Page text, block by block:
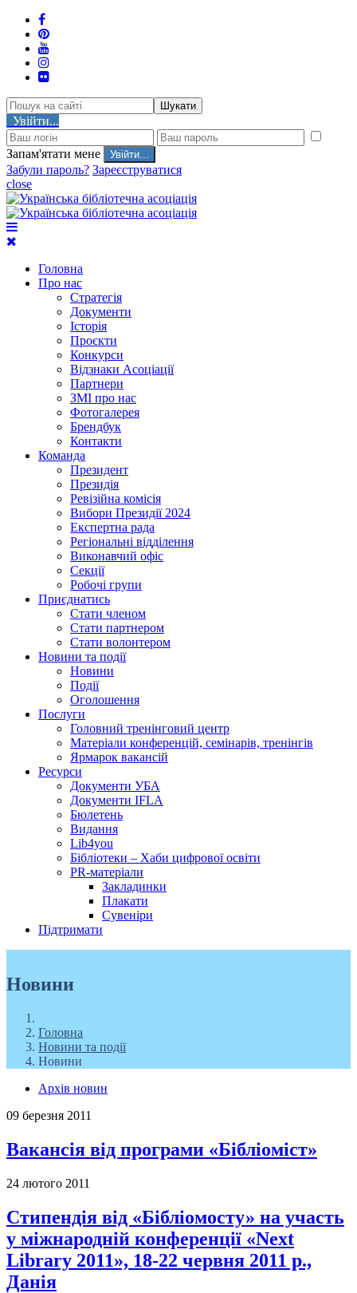
Шукати
Увійти...
Запам'ятати мене
Забули пароль? Зареєструватися
close
Головна
Про нас
Стратегія
Документи
Історія
Проєкти
Конкурси
Відзнаки Асоціації
Партнери
ЗМІ про нас
Фотогалерея
Брендбук
Контакти
Команда
Президент
Президія
Ревізійна комісія
Вибори Президії 2024
Експертна рада
Регіональні відділення
Виконавчий офіс
Секції
Робочі групи
Приєднатись
Стати членом
Стати партнером
Стати волонтером
Новини та події
Новини
Події
Оголошення
Послуги
Головний тренінговий центр
Матеріали конференцій, семінарів, тренінгів
Ярмарок вакансій
Ресурси
Документи УБА
Документи IFLA
Бюлетень
Видання
Lib4you
Бібліотеки – Хаби цифрової освіти
PR-матеріали
Закладинки
Плакати
Сувеніри
Підтримати
Новини
Головна
Новини та події
Новини
Архів новин
09 березня 2011
Вакансія від програми «Бібліоміст»
24 лютого 2011
Стипендія від «Бібліомосту» на участь
у міжнародній конференції «Next
Library 2011», 18-22 червня 2011 р.,
Данія